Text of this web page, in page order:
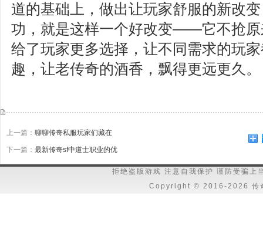
道的基础上，做出让玩家舒服的新改
功，就是这样一个好改变——它不抢原
给了玩家更多选择，让不同需求的玩
趣，让老传奇的酒香，飘得更远更久。
上一篇： 聊聊传奇私服玩家们藏在
下一篇： 最新传奇sf中道士职业的优
拒绝盗版游戏 注意自我保护 谨防受骗上
Copyright © 2016-2026 传